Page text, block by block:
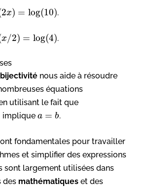
2x) = log(10).
x/2) = log(4).
nous aide à résoudre
équations
utilisant le fait que
implique a = b.
fondamentales pour travailler
et simplifier des expressions
sont largement utilisées dans
des mathématiques et des